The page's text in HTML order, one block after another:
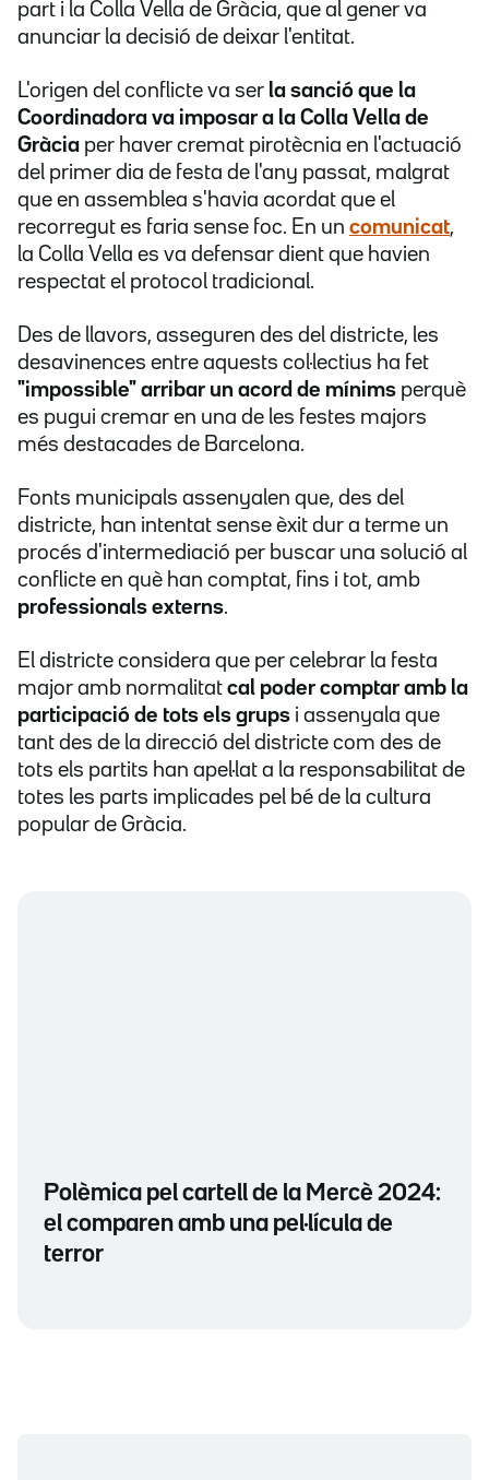
part i la Colla Vella de Gràcia, que al gener va
anunciar la decisió de deixar l'entitat.
L'origen del conflicte va ser la sanció que la
Coordinadora va imposar a la Colla Vella de
Gràcia per haver cremat pirotècnia en l'actuació
del primer dia de festa de l'any passat, malgrat
que en assemblea s'havia acordat que el
recorregut es faria sense foc. En un comunicat,
la Colla Vella es va defensar dient que havien
respectat el protocol tradicional.
Des de llavors, asseguren des del districte, les
desavinences entre aquests col·lectius ha fet
"impossible" arribar un acord de mínims perquè
es pugui cremar en una de les festes majors
més destacades de Barcelona.
Fonts municipals assenyalen que, des del
districte, han intentat sense èxit dur a terme un
procés d'intermediació per buscar una solució al
conflicte en què han comptat, fins i tot, amb
professionals externs.
El districte considera que per celebrar la festa
major amb normalitat cal poder comptar amb la
participació de tots els grups i assenyala que
tant des de la direcció del districte com des de
tots els partits han apel·lat a la responsabilitat de
totes les parts implicades pel bé de la cultura
popular de Gràcia.
Polèmica pel cartell de la Mercè 2024:
el comparen amb una pel·lícula de
terror